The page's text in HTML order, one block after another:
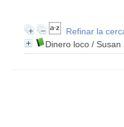
Refinar la
Dinero loco / Susan